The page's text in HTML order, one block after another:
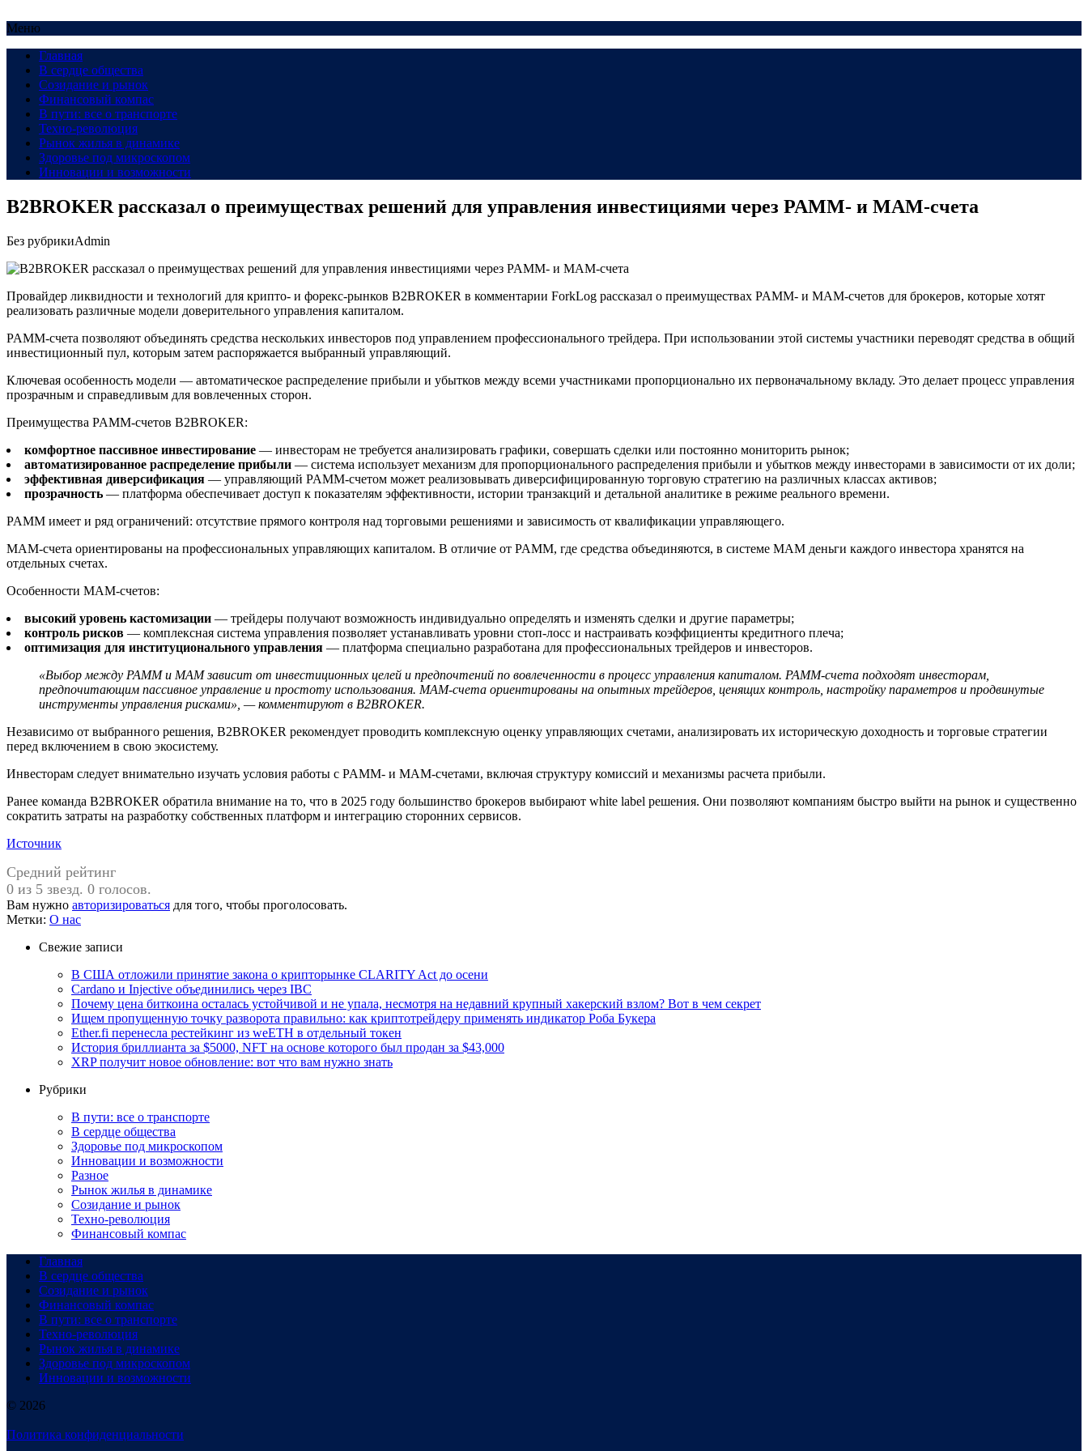
Меню
Главная
В сердце общества
Созидание и рынок
Финансовый компас
В пути: все о транспорте
Техно-революция
Рынок жилья в динамике
Здоровье под микроскопом
Инновации и возможности
B2BROKER рассказал о преимуществах решений для управления инвестициями через PAMM- и MAM-счета
Без рубрикиAdmin
Провайдер ликвидности и технологий для крипто- и форекс-рынков B2BROKER в комментарии ForkLog рассказал о преимуществах PAMM‐ и MAM-счетов для брокеров, которые хотят
реализовать различные модели доверительного управления капиталом.
PAMM-счета позволяют объединять средства нескольких инвесторов под управлением профессионального трейдера. При использовании этой системы участники переводят средства в общий
инвестиционный пул, которым затем распоряжается выбранный управляющий.
Ключевая особенность модели — автоматическое распределение прибыли и убытков между всеми участниками пропорционально их первоначальному вкладу. Это делает процесс управления
прозрачным и справедливым для вовлеченных сторон.
Преимущества PAMM-счетов B2BROKER:
комфортное пассивное инвестирование — инвесторам не требуется анализировать графики, совершать сделки или постоянно мониторить рынок;
автоматизированное распределение прибыли — система использует механизм для пропорционального распределения прибыли и убытков между инвесторами в зависимости от их доли;
эффективная диверсификация — управляющий PAMM-счетом может реализовывать диверсифицированную торговую стратегию на различных классах активов;
прозрачность — платформа обеспечивает доступ к показателям эффективности, истории транзакций и детальной аналитике в режиме реального времени.
PAMM имеет и ряд ограничений: отсутствие прямого контроля над торговыми решениями и зависимость от квалификации управляющего.
MAM-счета ориентированы на профессиональных управляющих капиталом. В отличие от PAMM, где средства объединяются, в системе MAM деньги каждого инвестора хранятся на
отдельных счетах.
Особенности MAM-счетов:
высокий уровень кастомизации — трейдеры получают возможность индивидуально определять и изменять сделки и другие параметры;
контроль рисков — комплексная система управления позволяет устанавливать уровни стоп-лосс и настраивать коэффициенты кредитного плеча;
оптимизация для институционального управления — платформа специально разработана для профессиональных трейдеров и инвесторов.
«Выбор между PAMM и MAM зависит от инвестиционных целей и предпочтений по вовлеченности в процесс управления капиталом. PAMM-счета подходят инвесторам,
предпочитающим пассивное управление и простоту использования. MAM-счета ориентированы на опытных трейдеров, ценящих контроль, настройку параметров и продвинутые
инструменты управления рисками», — комментируют в B2BROKER.
Независимо от выбранного решения, B2BROKER рекомендует проводить комплексную оценку управляющих счетами, анализировать их историческую доходность и торговые стратегии
перед включением в свою экосистему.
Инвесторам следует внимательно изучать условия работы с PAMM- и MAM-счетами, включая структуру комиссий и механизмы расчета прибыли.
Ранее команда B2BROKER обратила внимание на то, что в 2025 году большинство брокеров выбирают white label решения. Они позволяют компаниям быстро выйти на рынок и существенно
сократить затраты на разработку собственных платформ и интеграцию сторонних сервисов.
Источник
Средний рейтинг
0 из 5 звезд. 0 голосов.
Вам нужно авторизироваться для того, чтобы проголосовать.
Метки: О нас
Свежие записи
В США отложили принятие закона о крипторынке CLARITY Act до осени
Cardano и Injective объединились через IBC
Почему цена биткоина осталась устойчивой и не упала, несмотря на недавний крупный хакерский взлом? Вот в чем секрет
Ищем пропущенную точку разворота правильно: как криптотрейдеру применять индикатор Роба Букера
Ether.fi перенесла рестейкинг из weETH в отдельный токен
История бриллианта за $5000, NFT на основе которого был продан за $43,000
XRP получит новое обновление: вот что вам нужно знать
Рубрики
В пути: все о транспорте
В сердце общества
Здоровье под микроскопом
Инновации и возможности
Разное
Рынок жилья в динамике
Созидание и рынок
Техно-революция
Финансовый компас
Главная
В сердце общества
Созидание и рынок
Финансовый компас
В пути: все о транспорте
Техно-революция
Рынок жилья в динамике
Здоровье под микроскопом
Инновации и возможности
© 2026
Политика конфиденциальности